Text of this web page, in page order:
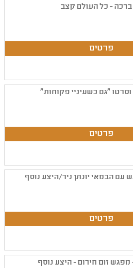
- כל העולם קצב
וסרטו "גם כשעיניי פקוחות"
עם הבמאי יונתן ניר/היצע נוסף
מפגש זום חירום - היצע נוסף